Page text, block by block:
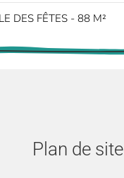
DES FÊTES - 88 M²
Plan de site